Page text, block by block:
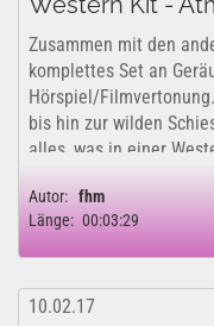
Zusammen mit den
komplettes Set an
Hörspiel/
bis hin zur wilden
alles, was in einer
Autor: fhm
Länge: 00:03:29
10.02.17